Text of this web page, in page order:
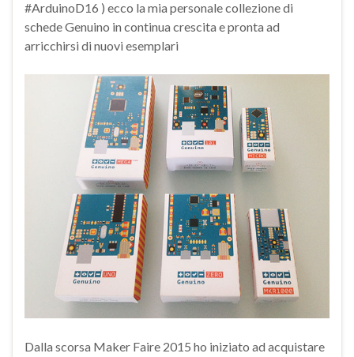
#ArduinoD16 ) ecco la mia personale collezione di
schede Genuino in continua crescita e pronta ad
arricchirsi di nuovi esemplari
Dalla scorsa Maker Faire 2015 ho iniziato ad acquistare